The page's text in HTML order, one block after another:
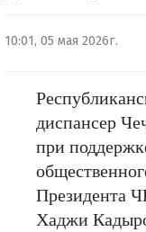
10:01, 05 мая 2026г.
диспансер
при
Президента
Хаджи